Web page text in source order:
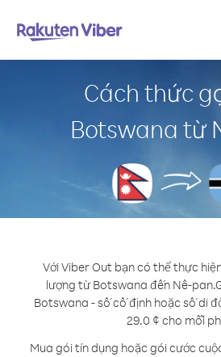
Cách thức
Botswana từ
Với Viber Out bạn có thể thực
lượng từ Botswana đến Nê-pan.
Botswana - số cố định hoặc số di
29.0 ¢ cho mỗi
Mua gói tín dụng hoặc gói cước